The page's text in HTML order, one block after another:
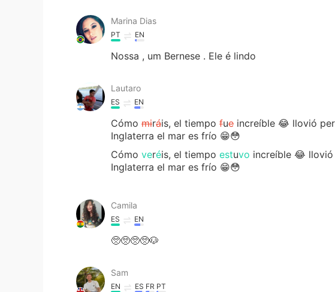
Marina Dias
PT EN
Nossa , um Bernese . Ele é lindo
Lautaro
ES EN
Cómo miráis, el tiempo fue increíble 😂 llovió
Inglaterra el mar es frío 😁😳
Cómo veréis, el tiempo estuvo increíble 😂
Inglaterra el mar es frío 😁😳
Camila
ES EN
🥺🥺🥺🥺🐶
Sam
EN ES FR PT